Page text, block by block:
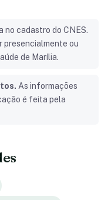
no cadastro do CNES.
presencialmente ou
de Marília.
As informações
é feita pela